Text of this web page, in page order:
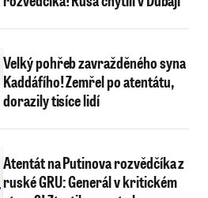
Velký pohřeb zavražděného syna
Kaddáfího! Zemřel po atentátu,
dorazily tisíce lidí
Atentát na Putinova rozvědčíka z
ruské GRU: Generál v kritickém